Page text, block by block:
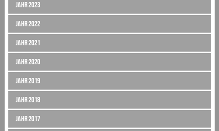
Jahr 2023
Jahr 2022
Jahr 2021
Jahr 2020
Jahr 2019
Jahr 2018
Jahr 2017